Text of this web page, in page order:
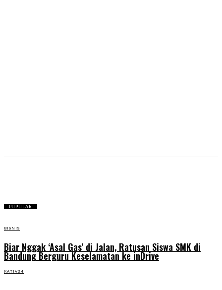
POPULAR
BISNIS
Biar Nggak ‘Asal Gas’ di Jalan, Ratusan Siswa SMK di
Bandung Berguru Keselamatan ke inDrive
KATIV24